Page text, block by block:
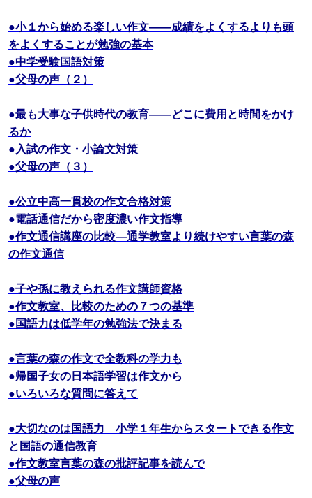
●小１から始める楽しい作文――成績をよくするよりも頭
をよくすることが勉強の基本
●中学受験国語対策
●父母の声（２）
●最も大事な子供時代の教育――どこに費用と時間をかけ
るか
●入試の作文・小論文対策
●父母の声（３）
●公立中高一貫校の作文合格対策
●電話通信だから密度濃い作文指導
●作文通信講座の比較―通学教室より続けやすい言葉の森
の作文通信
●子や孫に教えられる作文講師資格
●作文教室、比較のための７つの基準
●国語力は低学年の勉強法で決まる
●言葉の森の作文で全教科の学力も
●帰国子女の日本語学習は作文から
●いろいろな質問に答えて
●大切なのは国語力 小学１年生からスタートできる作文
と国語の通信教育
●作文教室言葉の森の批評記事を読んで
●父母の声